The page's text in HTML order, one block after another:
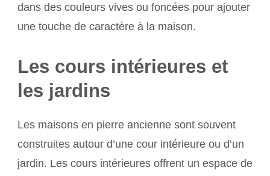
dans des couleurs vives ou foncées pour ajouter
une touche de caractère à la maison.
Les cours intérieures et
les jardins
Les maisons en pierre ancienne sont souvent
construites autour d’une cour intérieure ou d’un
jardin. Les cours intérieures offrent un espace de